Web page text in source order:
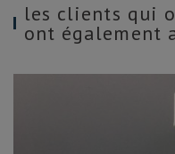
les clients qui
ont également